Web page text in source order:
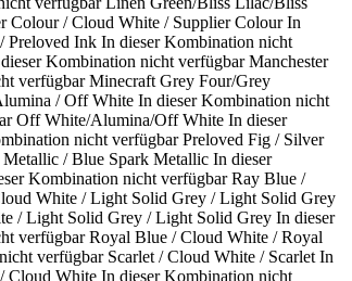
Colour / Cloud White / Supplier Colour In
Preloved Ink In dieser Kombination nicht
Kombination nicht verfügbar Manchester
verfügbar Minecraft Grey Four/Grey
/ Off White In dieser Kombination nicht
Off White/Alumina/Off White In dieser
nicht verfügbar Preloved Fig / Silver
/ Blue Spark Metallic In dieser
Kombination nicht verfügbar Ray Blue /
White / Light Solid Grey / Light Solid Grey
/ Light Solid Grey / Light Solid Grey In dieser
verfügbar Royal Blue / Cloud White / Royal
verfügbar Scarlet / Cloud White / Scarlet In
Cloud White In dieser Kombination nicht